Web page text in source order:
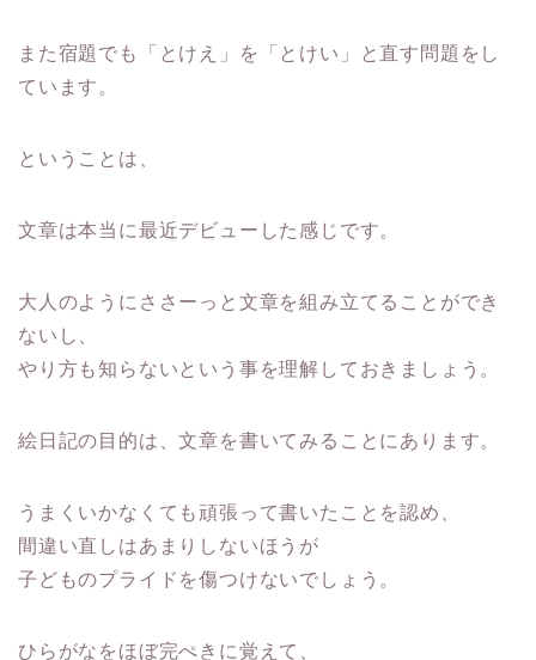
また宿題でも「とけえ」を「とけい」と直す問題をし
ています。
ということは、
文章は本当に最近デビューした感じです。
大人のようにささーっと文章を組み立てることができ
ないし、
やり方も知らないという事を理解しておきましょう。
絵日記の目的は、文章を書いてみることにあります。
うまくいかなくても頑張って書いたことを認め、
間違い直しはあまりしないほうが
子どものプライドを傷つけないでしょう。
ひらがなをほぼ完ぺきに覚えて、